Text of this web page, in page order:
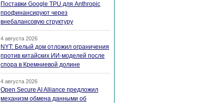
Поставки Google TPU для Anthropic
профинансируют через
внебалансовую структуру
4 августа 2026
NYT: Белый дом отложил ограничения
против китайских ИИ-моделей после
спора в Кремниевой долине
4 августа 2026
Open Secure AI Alliance предложил
механизм обмена данными об